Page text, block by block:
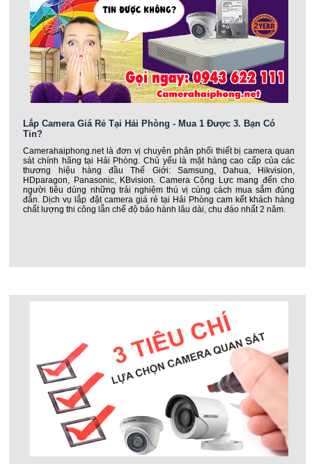
Lắp Camera Giá Rẻ Tại Hải Phòng - Mua 1 Được 3. Bạn Có
Tin?
Camerahaiphong.net là đơn vị chuyên phân phối thiết bị camera quan
sát chính hãng tại Hải Phòng. Chủ yếu là mặt hàng cao cấp của các
thương hiệu hàng đầu Thế Giới: Samsung, Dahua, Hikvision,
HDparagon, Panasonic, KBvision. Camera Cộng Lực mang đến cho
người tiêu dùng những trải nghiệm thú vị cùng cách mua sắm đúng
đắn. Dịch vụ lắp đặt camera giá rẻ tại Hải Phòng cam kết khách hàng
chất lượng thi công lẫn chế độ bảo hành lâu dài, chu đáo nhất 2 năm.